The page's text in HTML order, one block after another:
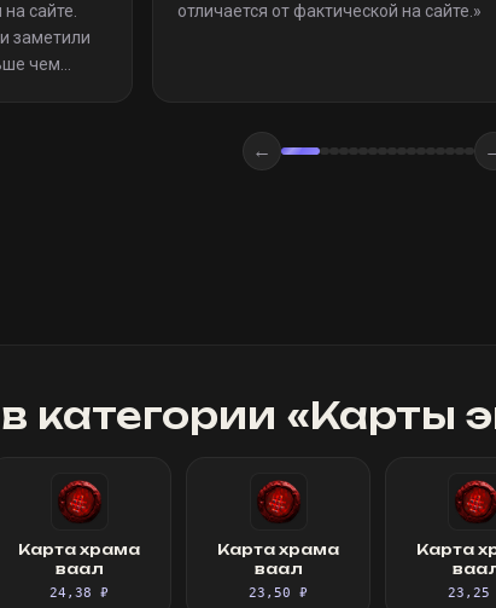
сайте.
заметили
чем
отличается от фактической на сайте. »
←
категории «Карты
Карта храма
ваал
24,38 ₽
Карта храма
ваал
23,50 ₽
Карта
23,25